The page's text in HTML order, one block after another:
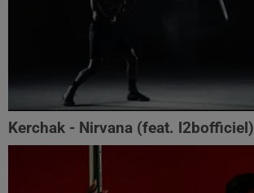
Kerchak - Nirvana (feat. ‪l2bofficiel‬)